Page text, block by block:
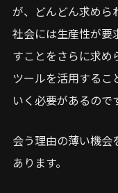
が、どんどん求めら
社会には生産性が要
すことをさらに求め
ツールを活用するこ
いく必要があるので
会う理由の薄い機会
あります。